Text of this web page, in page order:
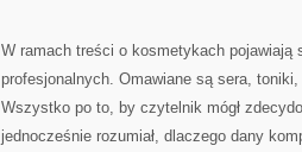
W ramach treści o kosmetykach pojawiają
profesjonalnych. Omawiane są sera,
Wszystko po to, by czytelnik mógł
jednocześnie rozumiał, dlaczego dany